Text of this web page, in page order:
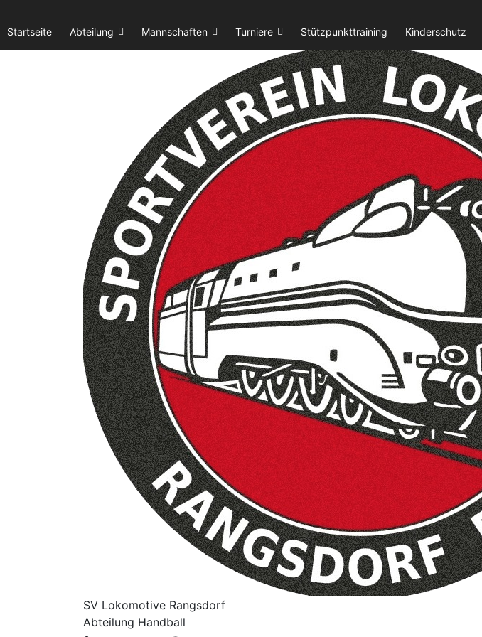
Startseite Abteilung Mannschaften Turniere Stützpunkttraining Kinderschutz
SV Lokomotive Rangsdorf
Abteilung Handball